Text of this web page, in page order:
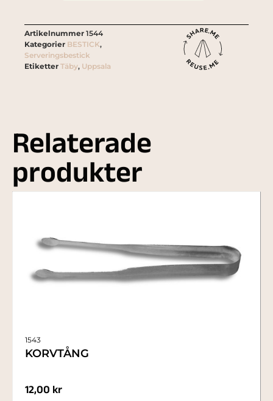
Artikelnummer 1544
Kategorier BESTICK,
Serveringsbestick
Etiketter Täby, Uppsala
Relaterade
produkter
1543
KORVTÅNG
12,00 kr